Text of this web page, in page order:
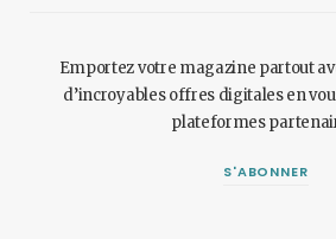
Emportez votre magazine partout
d’incroyables offres digitales en
plateformes
S'ABONNER